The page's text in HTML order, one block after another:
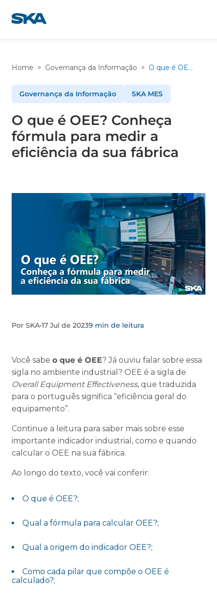
para
Home > Governança da Informação > O que é OEE? Conheça fórmula para medir a eficiência da sua fábrica
Governança da Informação SKA MES
O que é OEE? Conheça
fórmula para medir a
eficiência da sua fábrica
Por SKA•17 Jul de 20239 min de leitura
Você sabe o que é OEE? Já ouviu falar sobre essa
sigla no ambiente industrial? OEE é a sigla de
Overall Equipment Effectiveness, que traduzida
para o português significa “eficiência geral do
equipamento”.
Continue a leitura para saber mais sobre esse
importante indicador industrial, como e quando
calcular o OEE na sua fábrica.
Ao longo do texto, você vai conferir:
O que é OEE?;
Qual a fórmula para calcular OEE?;
Qual a origem do indicador OEE?;
Como cada pilar que compõe o OEE é
calculado?;